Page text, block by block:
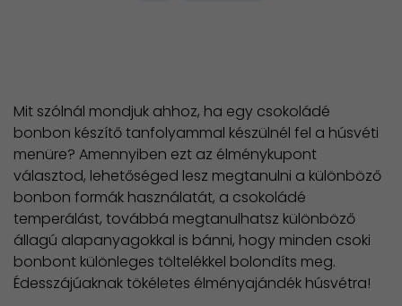
Mit szólnál mondjuk ahhoz, ha egy csokoládé
bonbon készítő tanfolyammal készülnél fel a húsvéti
menüre? Amennyiben ezt az élménykupont
választod, lehetőséged lesz megtanulni a különböző
bonbon formák használatát, a csokoládé
temperálást, továbbá megtanulhatsz különböző
állagú alapanyagokkal is bánni, hogy minden csoki
bonbont különleges töltelékkel bolondíts meg.
Édesszájúaknak tökéletes élményajándék húsvétra!